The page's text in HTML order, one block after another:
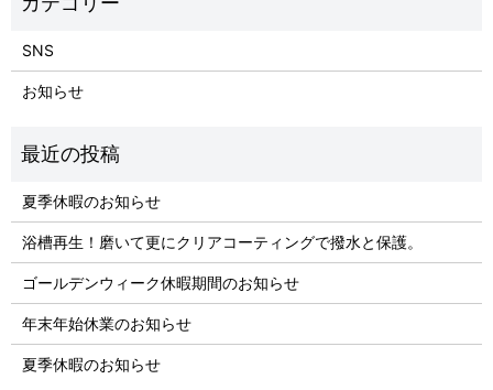
SNS
お知らせ
夏季休暇のお知らせ
浴槽再生！磨いて更にクリアコーティングで撥水と保護。
ゴールデンウィーク休暇期間のお知らせ
年末年始休業のお知らせ
夏季休暇のお知らせ